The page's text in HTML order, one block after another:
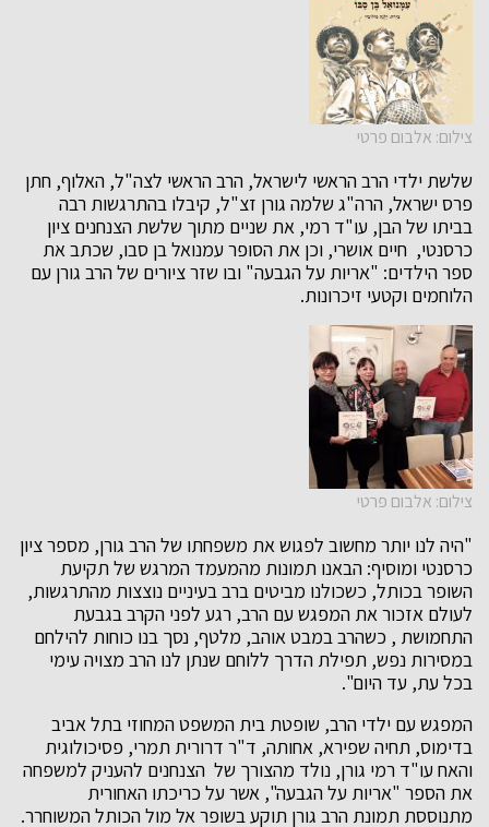
צילום: אלבום פרטי
שלשת ילדי הרב הראשי לישראל, הרב הראשי לצה"ל, האלוף, חתן
פרס ישראל, הרה"ג שלמה גורן זצ"ל, קיבלו בהתרגשות רבה
בביתו של הבן, עו"ד רמי, את שניים מתוך שלשת הצנחנים ציון
כרסנטי, חיים אושרי, וכן את הסופר עמנואל בן סבו, שכתב את
ספר הילדים: "אריות על הגבעה" ובו שזר ציורים של הרב גורן עם
הלוחמים וקטעי זיכרונות.
צילום: אלבום פרטי
"היה לנו יותר מחשוב לפגוש את משפחתו של הרב גורן, מספר ציון
כרסנטי ומוסיף: הבאנו תמונות מהמעמד המרגש של תקיעת
השופר בכותל, כשכולנו מביטים ברב בעיניים נוצצות מהתרגשות,
לעולם אזכור את המפגש עם הרב, רגע לפני הקרב בגבעת
התחמושת , כשהרב במבט אוהב, מלטף, נסך בנו כוחות להילחם
במסירות נפש, תפילת הדרך ללוחם שנתן לנו הרב מצויה עימי
בכל עת, עד היום".
המפגש עם ילדי הרב, שופטת בית המשפט המחוזי בתל אביב
בדימוס, תחיה שפירא, אחותה, ד"ר דרורית תמרי, פסיכולוגית
והאח עו"ד רמי גורן, נולד מהצורך של הצנחנים להעניק למשפחה
את הספר "אריות על הגבעה", אשר על כריכתו האחורית
מתנוססת תמונת הרב גורן תוקע בשופר אל מול הכותל המשוחרר.